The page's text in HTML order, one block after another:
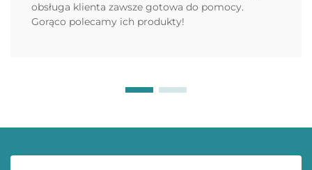
obsługa klienta zawsze gotowa do pomocy.
Gorąco polecamy ich produkty!